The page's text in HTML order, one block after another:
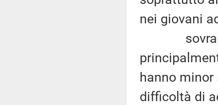
nei giovani
hanno
difficoltà di